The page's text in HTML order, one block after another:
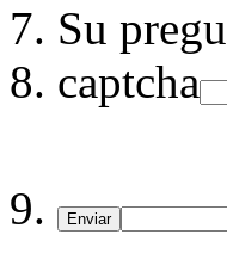
Su
captcha
Enviar